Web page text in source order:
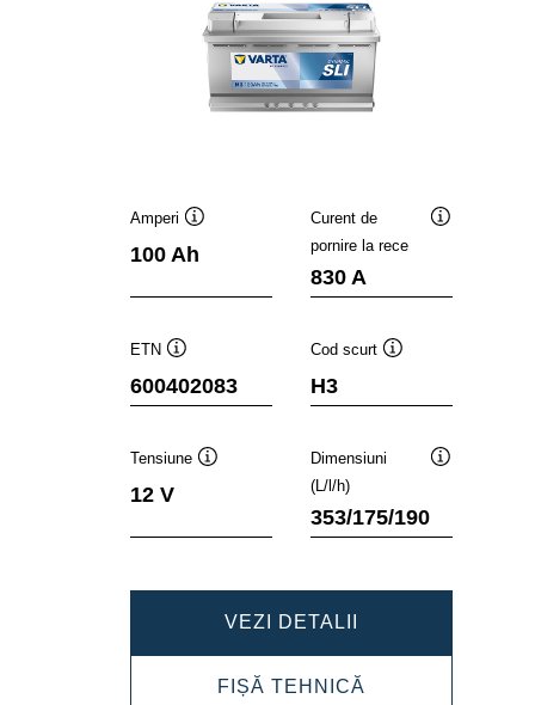
Amperi
100 Ah
Curent de
pornire la rece
830 A
ETN
600402083
Cod scurt
H3
Tensiune
12 V
Dimensiuni
(L/l/h)
353/175/190
VEZI DETALII
SLI
600402083
FIȘĂ TEHNICĂ